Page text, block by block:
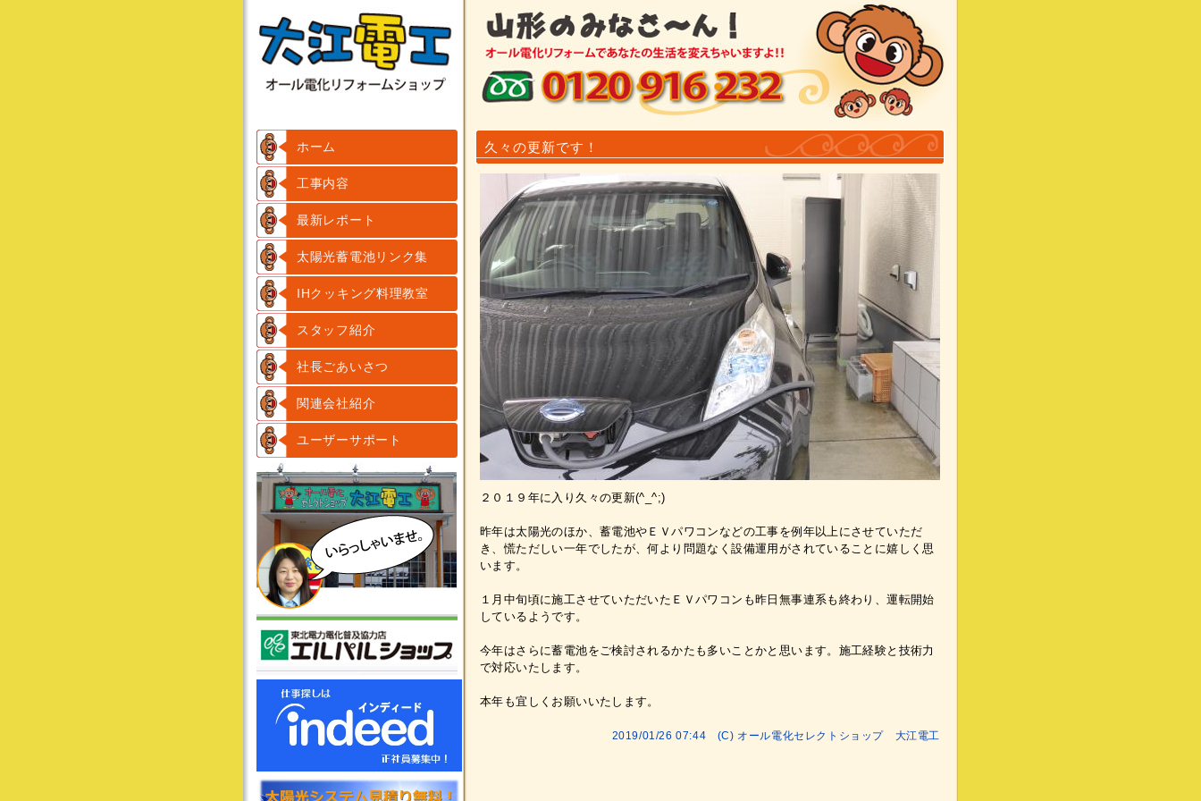
ホーム
工事内容
最新レポート
太陽光蓄電池リンク集
IHクッキング料理教室
スタッフ紹介
社長ごあいさつ
関連会社紹介
ユーザーサポート
久々の更新です！
２０１９年に入り久々の更新(^_^;)
昨年は太陽光のほか、蓄電池やＥＶパワコンなどの工事を例年以上にさせていただ
き、慌ただしい一年でしたが、何より問題なく設備運用がされていることに嬉しく思
います。
１月中旬頃に施工させていただいたＥＶパワコンも昨日無事連系も終わり、運転開始
しているようです。
今年はさらに蓄電池をご検討されるかたも多いことかと思います。施工経験と技術力
で対応いたします。
本年も宜しくお願いいたします。
2019/01/26 07:44 (C) オール電化セレクトショップ 大江電工